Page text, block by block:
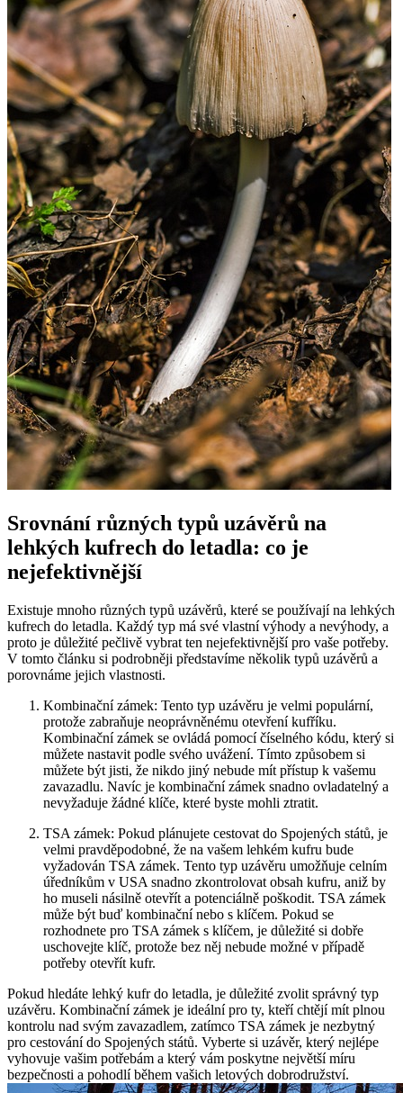
Srovnání různých typů uzávěrů na
lehkých kufrech do letadla: co je
nejefektivnější
Existuje mnoho různých typů uzávěrů, které se používají na lehkých
kufrech do letadla. Každý typ má své vlastní výhody a nevýhody, a
proto je důležité pečlivě vybrat ten nejefektivnější pro vaše potřeby.
V tomto článku si podrobněji představíme několik typů uzávěrů a
porovnáme jejich vlastnosti.
Kombinační zámek: Tento typ uzávěru je velmi populární,
protože zabraňuje neoprávněnému otevření kufříku.
Kombinační zámek se ovládá pomocí číselného kódu, který si
můžete nastavit podle svého uvážení. Tímto způsobem si
můžete být jisti, že nikdo jiný nebude mít přístup k vašemu
zavazadlu. Navíc je kombinační zámek snadno ovladatelný a
nevyžaduje žádné klíče, které byste mohli ztratit.
TSA zámek: Pokud plánujete cestovat do Spojených států, je
velmi pravděpodobné, že na vašem lehkém kufru bude
vyžadován TSA zámek. Tento typ uzávěru umožňuje celním
úředníkům v USA snadno zkontrolovat obsah kufru, aniž by
ho museli násilně otevřít a potenciálně poškodit. TSA zámek
může být buď kombinační nebo s klíčem. Pokud se
rozhodnete pro TSA zámek s klíčem, je důležité si dobře
uschovejte klíč, protože bez něj nebude možné v případě
potřeby otevřít kufr.
Pokud hledáte lehký kufr do letadla, je důležité zvolit správný typ
uzávěru. Kombinační zámek je ideální pro ty, kteří chtějí mít plnou
kontrolu nad svým zavazadlem, zatímco TSA zámek je nezbytný
pro cestování do Spojených států. Vyberte si uzávěr, který nejlépe
vyhovuje vašim potřebám a který vám poskytne největší míru
bezpečnosti a pohodlí během vašich letových dobrodružství.